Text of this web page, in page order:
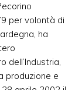
per volontà di
ha
dell’Industria,
produzione e